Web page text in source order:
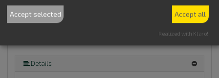
Details
Accept selected Accept all
Realized with Klaro!